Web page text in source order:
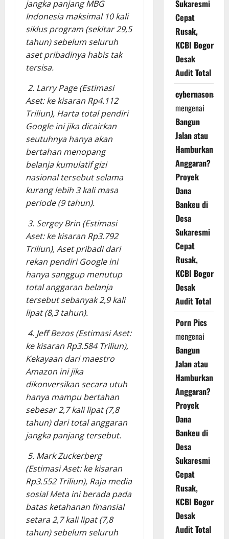
jangka panjang MBG
Indonesia maksimal 10 kali
siklus program (sekitar 29,5
tahun) sebelum seluruh
aset pribadinya habis tak
tersisa.
2. Larry Page (Estimasi
Aset: ke kisaran Rp4.112
Triliun), Harta total pendiri
Google ini jika dicairkan
seutuhnya hanya akan
bertahan menopang
belanja kumulatif gizi
nasional tersebut selama
kurang lebih 3 kali masa
periode (9 tahun).
3. Sergey Brin (Estimasi
Aset: ke kisaran Rp3.792
Triliun), Aset pribadi dari
rekan pendiri Google ini
hanya sanggup menutup
total anggaran belanja
tersebut sebanyak 2,9 kali
lipat (8,3 tahun).
4. Jeff Bezos (Estimasi Aset:
ke kisaran Rp3.584 Triliun),
Kekayaan dari maestro
Amazon ini jika
dikonversikan secara utuh
hanya mampu bertahan
sebesar 2,7 kali lipat (7,8
tahun) dari total anggaran
jangka panjang tersebut.
5. Mark Zuckerberg
(Estimasi Aset: ke kisaran
Rp3.552 Triliun), Raja media
sosial Meta ini berada pada
batas ketahanan finansial
setara 2,7 kali lipat (7,8
tahun) sebelum seluruh
Sukaresmi
Cepat
Rusak,
KCBI Bogor
Desak
Audit Total
cybernasonal
mengenai
Bangun
Jalan atau
Hamburkan
Anggaran?
Proyek
Dana
Bankeu di
Desa
Sukaresmi
Cepat
Rusak,
KCBI Bogor
Desak
Audit Total
Porn Pics
mengenai
Bangun
Jalan atau
Hamburkan
Anggaran?
Proyek
Dana
Bankeu di
Desa
Sukaresmi
Cepat
Rusak,
KCBI Bogor
Desak
Audit Total